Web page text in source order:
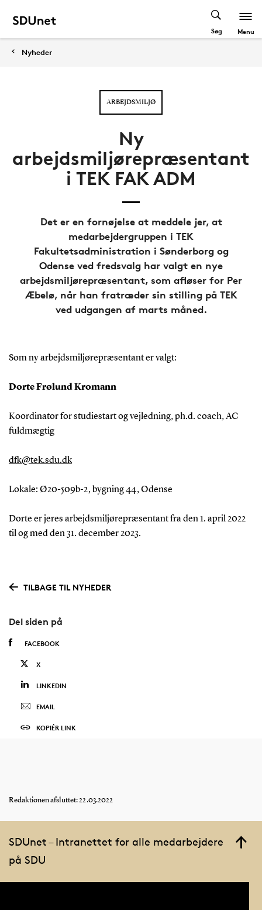
Søg Menu
Nyheder
ARBEJDSMILJØ
Ny
arbejdsmiljørepræsentant
i TEK FAK ADM
Det er en fornøjelse at meddele jer, at
medarbejdergruppen i TEK
Fakultetsadministration i Sønderborg og
Odense ved fredsvalg har valgt en nye
arbejdsmiljørepræsentant, som afløser for Per
Æbelø, når han fratræder sin stilling på TEK
ved udgangen af marts måned.
Som ny arbejdsmiljørepræsentant er valgt:
Dorte Frølund Kromann
Koordinator for studiestart og vejledning, ph.d. coach, AC
fuldmægtig
dfk@tek.sdu.dk
Lokale: Ø20-509b-2, bygning 44, Odense
Dorte er jeres arbejdsmiljørepræsentant fra den 1. april 2022
til og med den 31. december 2023.
TILBAGE TIL NYHEDER
Del siden på
FACEBOOK
X
LINKEDIN
EMAIL
KOPIÉR LINK
Redaktionen afsluttet: 22.03.2022
SDUnet – Intranettet for alle medarbejdere
på SDU